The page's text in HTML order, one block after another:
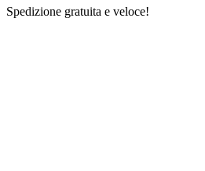
Spedizione gratuita e veloce!